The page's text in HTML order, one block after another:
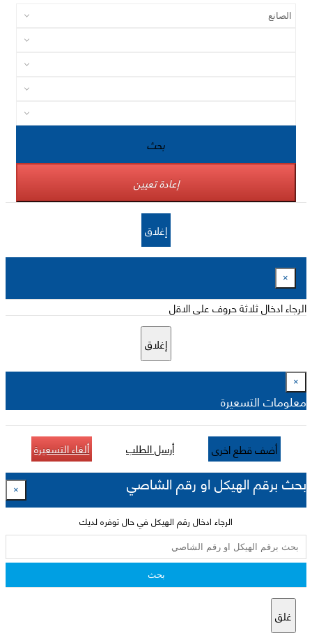
بحث
إعادة تعيين
إغلاق
×
الرجاء ادخال ثلاثة حروف على الاقل
إغلاق
×
معلومات التسعيرة
أضف قطع اخرى أرسل الطلب ألغاء التسعيرة
بحث برقم الهيكل او رقم الشاصي ×
الرجاء ادخال رقم الهيكل في حال توفره لديك
بحث
غلق